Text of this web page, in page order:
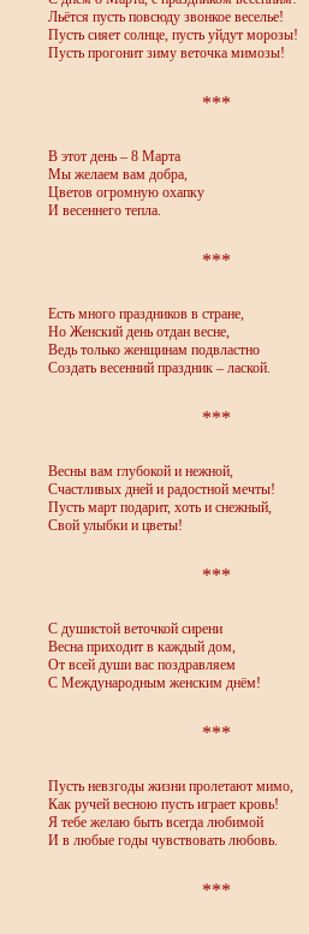
Льётся пусть повсюду звонкое веселье!
Пусть сияет солнце, пусть уйдут морозы!
Пусть прогонит зиму веточка мимозы!
***
В этот день – 8 Марта
Мы желаем вам добра,
Цветов огромную охапку
И весеннего тепла.
***
Есть много праздников в стране,
Но Женский день отдан весне,
Ведь только женщинам подвластно
Создать весенний праздник – лаской.
***
Весны вам глубокой и нежной,
Счастливых дней и радостной мечты!
Пусть март подарит, хоть и снежный,
Свой улыбки и цветы!
***
С душистой веточкой сирени
Весна приходит в каждый дом,
От всей души вас поздравляем
С Международным женским днём!
***
Пусть невзгоды жизни пролетают мимо,
Как ручей весною пусть играет кровь!
Я тебе желаю быть всегда любимой
И в любые годы чувствовать любовь.
***